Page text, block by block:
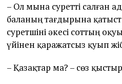
– Ол мына суретті салған
баланың тағдырына
суретшіні әкесі соттың
үйінен қаражатсыз қуып
– Қазақтар ма? – сөз